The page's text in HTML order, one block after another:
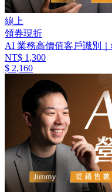
線上
領券現折
AI 業務高價值客戶識別
NT$ 1,300
$ 2,160